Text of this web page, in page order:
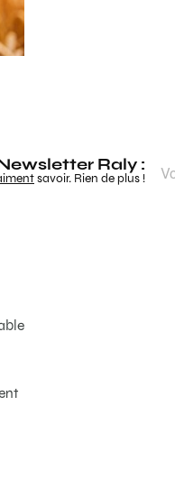
Raly :
savoir. Rien de plus !